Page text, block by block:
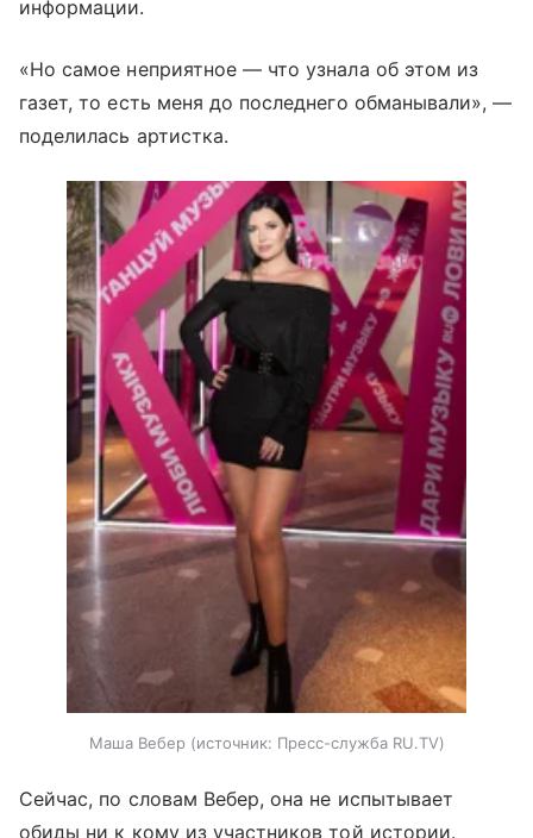
информации.
«Но самое неприятное — что узнала об этом из
газет, то есть меня до последнего обманывали», —
поделилась артистка.
Маша Вебер источник: Пресс-служба RU.TV
Сейчас, по словам Вебер, она не испытывает
обиды ни к кому из участников той истории.